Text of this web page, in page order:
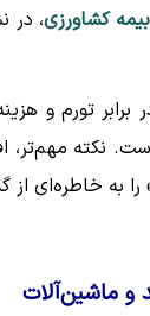
کشاورزی، در
۶ همتی صندوق در
به خاطره‌ای
و ماشین‌آلات